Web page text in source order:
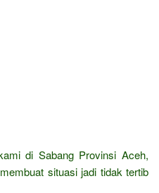
di Sabang Provinsi Aceh,
situasi jadi tidak tertib